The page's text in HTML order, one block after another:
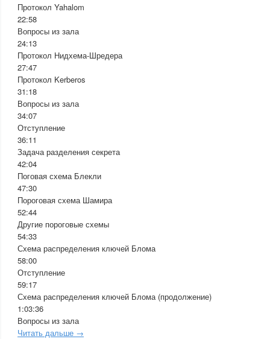
Протокол Yahalom
22:58
Вопросы из зала
24:13
Протокол Нидхема-Шредера
27:47
Протокол Kerberos
31:18
Вопросы из зала
34:07
Отступление
36:11
Задача разделения секрета
42:04
Поговая схема Блекли
47:30
Пороговая схема Шамира
52:44
Другие пороговые схемы
54:33
Схема распределения ключей Блома
58:00
Отступление
59:17
Схема распределения ключей Блома (продолжение)
1:03:36
Вопросы из зала
Читать дальше →